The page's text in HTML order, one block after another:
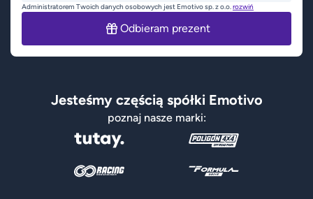
Administratorem Twoich danych osobowych jest Emotivo sp. z o.o.rozwiń
Odbieram prezent
Jesteśmy częścią spółki Emotivo
poznaj nasze marki: